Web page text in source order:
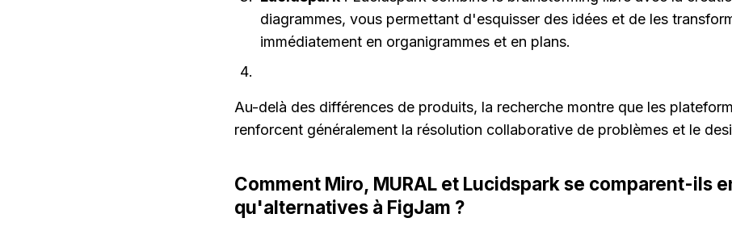
diagrammes, vous permettant d'esquisser des idées et de les
immédiatement en organigrammes et en plans.
Au-delà des différences de produits, la recherche montre que les
renforcent généralement la résolution collaborative de problèmes et le
Comment Miro, MURAL et Lucidspark se comparent-ils
qu'alternatives à FigJam ?